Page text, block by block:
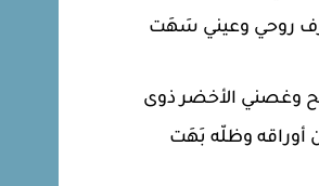
روحي وعيني سَهَت
وغصني الأخضر ذوى
أوراقه وظلّه بَهَت